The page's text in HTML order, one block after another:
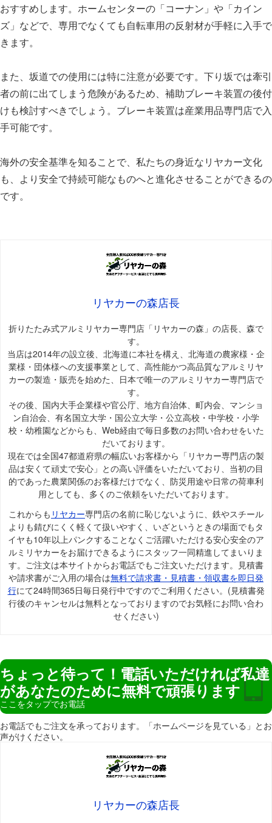
おすすめします。ホームセンターの「コーナン」や「カイン
ズ」などで、専用でなくても自転車用の反射材が手軽に入手で
きます。
また、坂道での使用には特に注意が必要です。下り坂では牽引
者の前に出てしまう危険があるため、補助ブレーキ装置の後付
けも検討すべきでしょう。ブレーキ装置は産業用品専門店で入
手可能です。
海外の安全基準を知ることで、私たちの身近なリヤカー文化
も、より安全で持続可能なものへと進化させることができるの
です。
リヤカーの森店長
折りたたみ式アルミリヤカー専門店「リヤカーの森」の店長、森で
す。
当店は2014年の設立後、北海道に本社を構え、北海道の農家様・企
業様・団体様への支援事業として、高性能かつ高品質なアルミリヤ
カーの製造・販売を始めた、日本で唯一のアルミリヤカー専門店で
す。
その後、国内大手企業様や官公庁、地方自治体、町内会、マンショ
ン自治会、有名国立大学・国公立大学・公立高校・中学校・小学
校・幼稚園などからも、Web経由で毎日多数のお問い合わせをいた
だいております。
現在では全国47都道府県の幅広いお客様から「リヤカー専門店の製
品は安くて頑丈で安心」との高い評価をいただいており、当初の目
的であった農業関係のお客様だけでなく、防災用途や日常の荷車利
用としても、多くのご依頼をいただいております。
これからも リヤカー専門店の名前に恥じないように、鉄やスチール
よりも錆びにくく軽くて扱いやすく、いざというときの場面でもタ
イヤも10年以上パンクすることなくご活躍いただける安心安全のア
ルミリヤカーをお届けできるようにスタッフ一同精進してまいりま
す。ご注文は本サイトからお電話でもご注文いただけます。見積書
や請求書がご入用の場合は無料で請求書・見積書・領収書を即日発
行にて24時間365日毎日発行中ですのでご利用ください。(見積書発
行後のキャンセルは無料となっておりますのでお気軽にお問い合わ
せください)
ちょっと待って！電話いただければ私達
があなたのために無料で頑張ります
ここをタップでお電話
お電話でもご注文を承っております。「ホームページを見ている」とお
声がけください。
リヤカーの森店長